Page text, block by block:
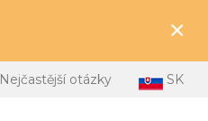
×
Nejčastější otázky SK